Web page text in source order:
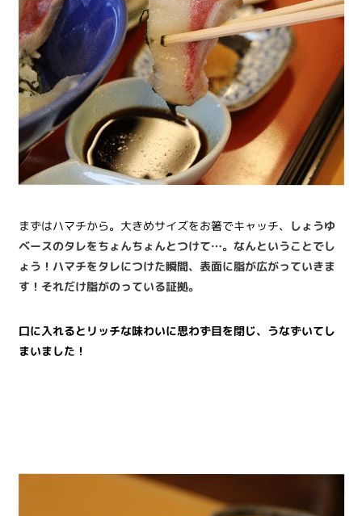
まずはハマチから。大きめサイズをお箸でキャッチ、 しょうゆ
ベースのタレをちょんちょんとつけて…。なんということでし
ょう！ハマチをタレにつけた瞬間、表面に脂が広がっていきま
す！それだけ脂がのっている証拠。
口に入れるとリッチな味わいに思わず目を閉じ、うなずいてし
まいました！